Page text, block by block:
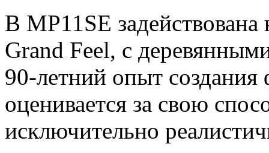
В MP11SE
Grand Feel, с
90-летний опыт создания
оценивается за свою
исключительно